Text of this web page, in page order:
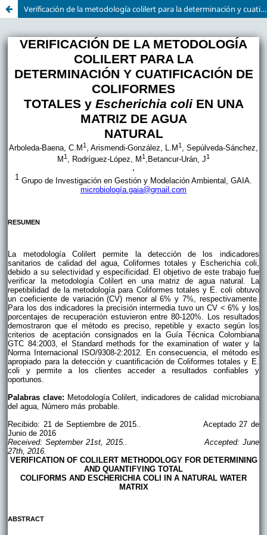
Verificación de la metodología colilert para la determinación y cuatificación de coliformes totales y escherichia coli en una matriz de agua natural